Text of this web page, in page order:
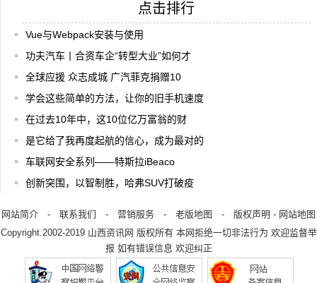
点击排行
Vue与Webpack安装与使用
功夫汽车丨合资车企“转型大业”如何才
全球应援 众志成城 广汽菲克捐赠10
学会这些简单的方法，让你的旧手机速度
在过去10年中，这10位亿万富翁的财
是它给了我再度起航的信心，成为最对的
车联网安全系列——特斯拉iBeaco
创新突围，以智制胜，哈弗SUV打破疫
网站简介 - 联系我们 - 营销服务 - 老版地图 - 版权声明 - 网站地图
Copyright.2002-2019 山西资讯网 版权所有 本网拒绝一切非法行为 欢迎监督举
报 如有错误信息 欢迎纠正